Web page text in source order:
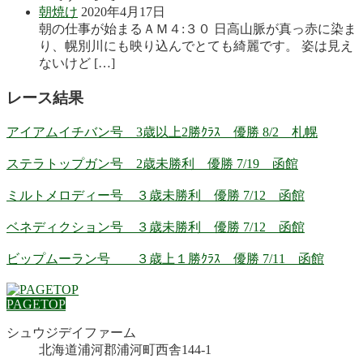
朝焼け 2020年4月17日
朝の仕事が始まるＡＭ４:３０ 日高山脈が真っ赤に染ま
り、幌別川にも映り込んでとても綺麗です。 姿は見え
ないけど […]
レース結果
アイアムイチバン号 3歳以上2勝ｸﾗｽ 優勝 8/2 札幌
ステラトップガン号 2歳未勝利 優勝 7/19 函館
ミルトメロディー号 ３歳未勝利 優勝 7/12 函館
ベネディクション号 ３歳未勝利 優勝 7/12 函館
ビップムーラン号 ３歳上１勝ｸﾗｽ 優勝 7/11 函館
PAGETOP
シュウジデイファーム
北海道浦河郡浦河町西舎144-1